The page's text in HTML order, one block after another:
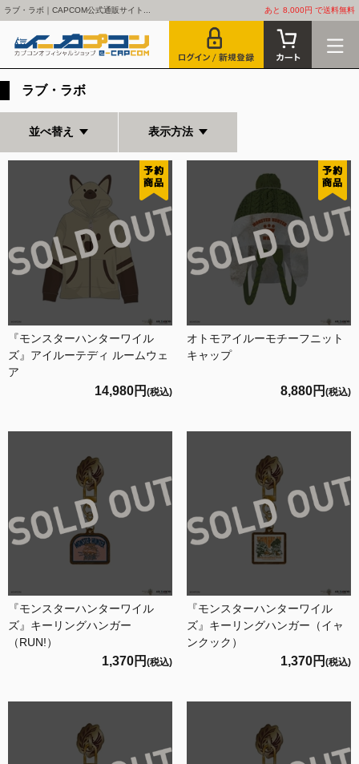
ラブ・ラボ｜CAPCOM公式通販サイト... あと 8,000円 で送料無料
ラブ・ラボ
並べ替え 表示方法
『モンスターハンターワイル
ズ』アイルーテディ ルームウェ
ア
14,980円 (税込)
オトモアイルーモチーフニット
キャップ
8,880円 (税込)
『モンスターハンターワイル
ズ』キーリングハンガー
（RUN!）
1,370円 (税込)
『モンスターハンターワイル
ズ』キーリングハンガー（イャ
ンクック）
1,370円 (税込)